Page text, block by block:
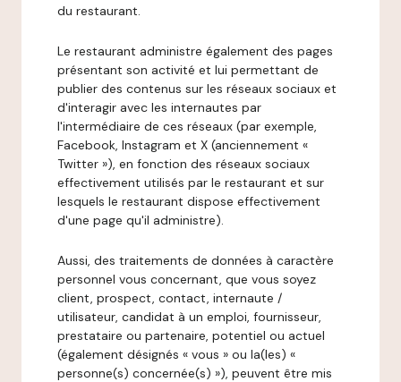
du restaurant.
Le restaurant administre également des pages
présentant son activité et lui permettant de
publier des contenus sur les réseaux sociaux et
d'interagir avec les internautes par
l'intermédiaire de ces réseaux (par exemple,
Facebook, Instagram et X (anciennement «
Twitter »), en fonction des réseaux sociaux
effectivement utilisés par le restaurant et sur
lesquels le restaurant dispose effectivement
d'une page qu'il administre).
Aussi, des traitements de données à caractère
personnel vous concernant, que vous soyez
client, prospect, contact, internaute /
utilisateur, candidat à un emploi, fournisseur,
prestataire ou partenaire, potentiel ou actuel
(également désignés « vous » ou la(les) «
personne(s) concernée(s) »), peuvent être mis